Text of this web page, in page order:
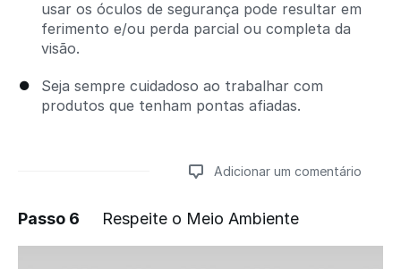
usar os óculos de segurança pode resultar em
ferimento e/ou perda parcial ou completa da
visão.
Seja sempre cuidadoso ao trabalhar com
produtos que tenham pontas afiadas.
Adicionar um comentário
Passo 6 Respeite o Meio Ambiente